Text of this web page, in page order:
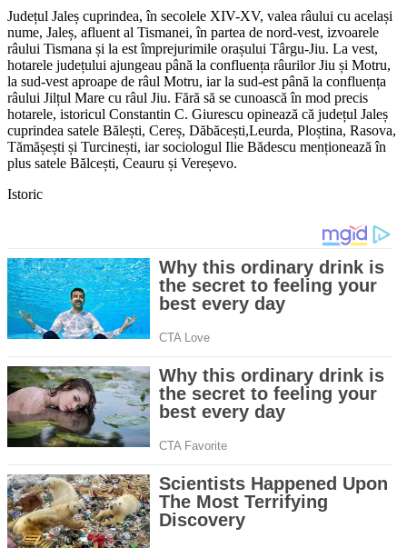
Județul Jaleș cuprindea, în secolele XIV-XV, valea râului cu același
nume, Jaleș, afluent al Tismanei, în partea de nord-vest, izvoarele
râului Tismana și la est împrejurimile orașului Târgu-Jiu. La vest,
hotarele județului ajungeau până la confluența râurilor Jiu și Motru,
la sud-vest aproape de râul Motru, iar la sud-est până la confluența
râului Jilțul Mare cu râul Jiu. Fără să se cunoască în mod precis
hotarele, istoricul Constantin C. Giurescu opinează că județul Jaleș
cuprindea satele Bălești, Cereș, Dăbăcești,Leurda, Ploștina, Rasova,
Tămășești și Turcinești, iar sociologul Ilie Bădescu menționează în
plus satele Bălcești, Ceauru și Vereșevo.
Istoric